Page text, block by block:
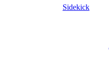
Sidekick